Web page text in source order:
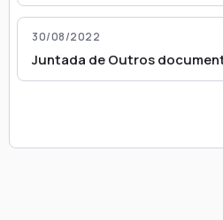
30/08/2022
Juntada de Outros